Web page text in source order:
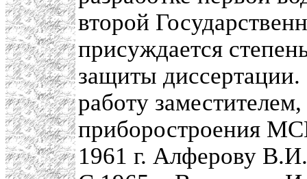
второй
присуждается
защиты
работу
приборостроения
1961 г. Алферову